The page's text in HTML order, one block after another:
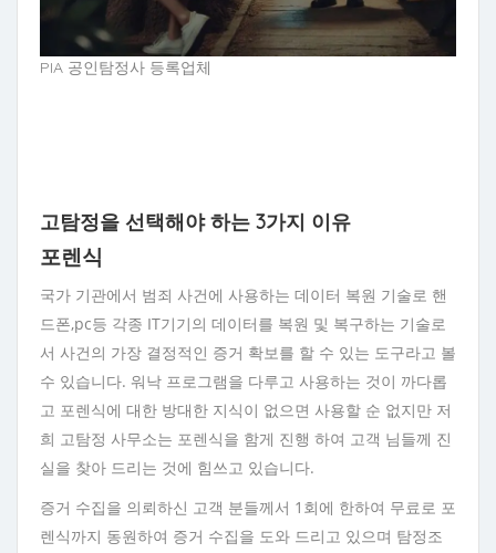
PIA 공인탐정사 등록업체
고탐정을 선택해야 하는 3가지 이유
포렌식
국가 기관에서 범죄 사건에 사용하는 데이터 복원 기술로 핸
드폰,pc등 각종 IT기기의 데이터를 복원 및 복구하는 기술로
서 사건의 가장 결정적인 증거 확보를 할 수 있는 도구라고 볼
수 있습니다. 워낙 프로그램을 다루고 사용하는 것이 까다롭
고 포렌식에 대한 방대한 지식이 없으면 사용할 순 없지만 저
희 고탐정 사무소는 포렌식을 함게 진행 하여 고객 님들께 진
실을 찾아 드리는 것에 힘쓰고 있습니다.
증거 수집을 의뢰하신 고객 분들께서 1회에 한하여 무료로 포
렌식까지 동원하여 증거 수집을 도와 드리고 있으며 탐정조